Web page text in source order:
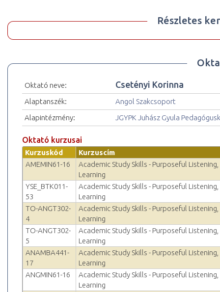
Részletes
Oktató neve: Csetényi Korinna
Alaptanszék:
Angol Szakcsoport
Alapintézmény:
JGYPK Juhász Gyula
Oktató kurzusai
Kurzuskód
Kurzuscím
AMEMIN61-16
Academic Study Skills - Purposeful
Learning
YSE_BTK011-
53
Academic Study Skills - Purposeful
Learning
TO-ANGT302-
4
Academic Study Skills - Purposeful
Learning
TO-ANGT302-
5
Academic Study Skills - Purposeful
Learning
ANAMBA441-
17
Academic Study Skills - Purposeful
Learning
ANGMIN61-16
Academic Study Skills - Purposeful
Learning